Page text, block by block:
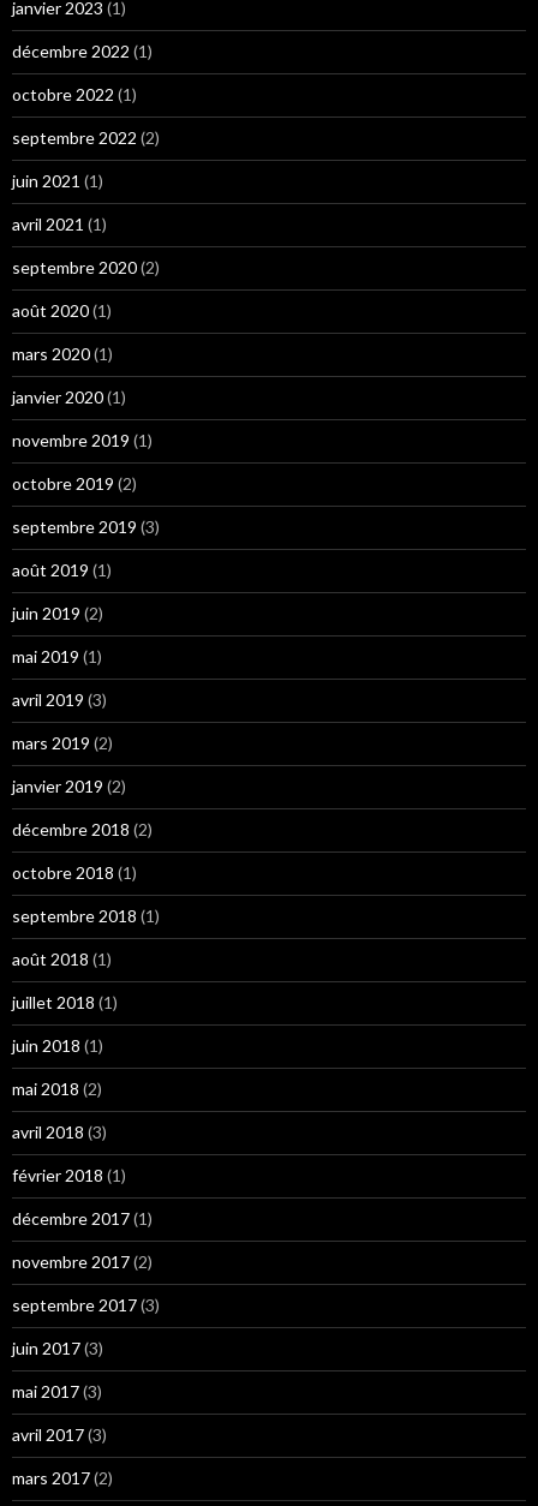
janvier 2023 (1)
décembre 2022 (1)
octobre 2022 (1)
septembre 2022 (2)
juin 2021 (1)
avril 2021 (1)
septembre 2020(2)
août 2020(1)
mars 2020(1)
janvier 2020(1)
novembre 2019 (1)
octobre 2019 (2)
septembre 2019 (3)
août 2019 (1)
juin 2019 (2)
mai 2019 (1)
avril 2019 (3)
mars 2019 (2)
janvier 2019 (2)
décembre 2018 (2)
octobre 2018 (1)
septembre 2018 (1)
août 2018 (1)
juillet 2018 (1)
juin 2018 (1)
mai 2018 (2)
avril 2018 (3)
février 2018 (1)
décembre 2017(1)
novembre 2017(2)
septembre 2017(3)
juin 2017(3)
mai 2017(3)
avril 2017(3)
mars 2017(2)